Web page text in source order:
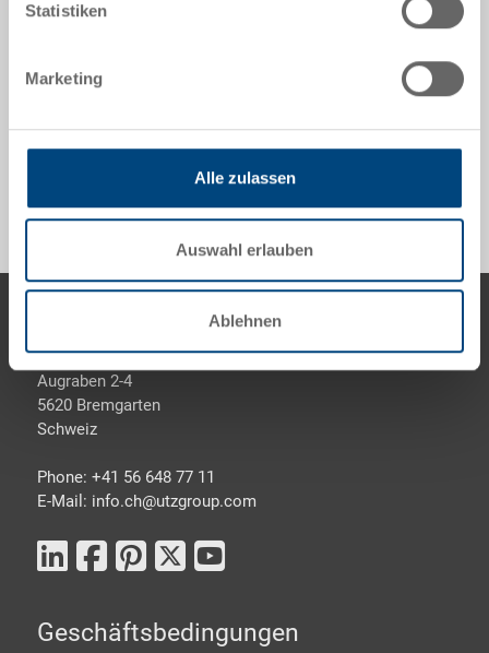
Statistiken
Marketing
Alle zulassen
Auswahl erlauben
Ablehnen
608x408x43 mm, mit 8 Gurtaussparungen, zu RAKO /
EUROTEC / NESCO
Kontaktieren Sie uns
Georg Utz AG
Augraben 2-4
5620 Bremgarten
Schweiz
Phone: +41 56 648 77 11
E-Mail: info.ch@utzgroup.com
Geschäftsbedingungen